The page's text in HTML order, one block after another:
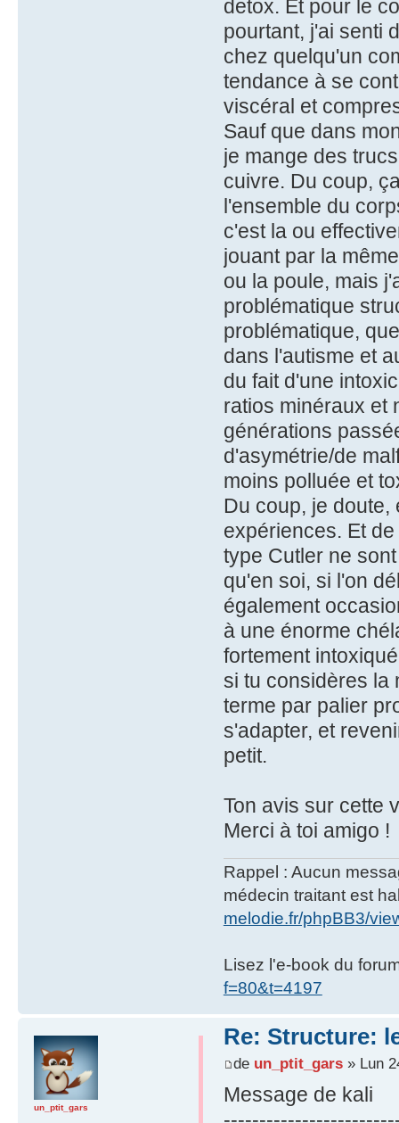
detox. Et pour le
pourtant, j'ai senti
chez quelqu'un
tendance à se
viscéral et
Sauf que dans
je mange des
cuivre. Du coup,
l'ensemble du
c'est la ou
jouant par la
ou la poule, mais
problématique
problématique,
dans l'autisme et
du fait d'une
ratios minéraux et
générations
d'asymétrie/de
moins polluée et
Du coup, je
expériences. Et
type Cutler ne
qu'en soi, si l'on
également
à une énorme
fortement
si tu considères la
terme par palier
s'adapter, et
petit.
Ton avis sur cette
Merci à toi amigo !
Rappel : Aucun
médecin traitant est
melodie.fr/phpBB3/
Lisez l'e-book du
f=80&t=4197
Re: Structure:
de un_ptit_gars» Lun
Message de kali
un_ptit_gars